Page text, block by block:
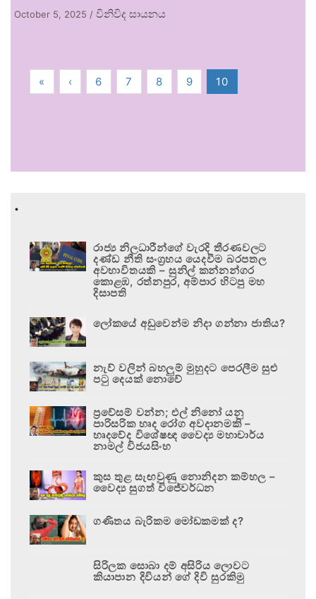
October 5, 2025 / විනිවිද සායනය
« ‹ 6 7 8 9 10
.
රාජ්‍ය නිලධාරීන්ගේ වැරදි තීරණවලට
දණ්ඩ නීති සංග්‍රහය යෙදවීම බරපතල
අවභාවිතයකි – සුනිල් කන්නන්ගර
කොළඹ, රත්නපුර, අම්පාර හිටපු මහ
දිසාපති
ලෝකයේ අඩුවෙන්ම නිදා ගන්නා ජාතිය?
නැව් වලින් බහලුම් මුහුදට පෙරලීම සුළු
පටු දෙයක් නොවේ
ප්‍රවේසම් වන්න; එල් නිනෝ යනු
පාරිසරික හෘද රෝග අවදානමකි –
හෘදවේද විශේෂඥ වෛද්‍ය මහාචාර්ය
නාමල් විජයසිංහ
කුස තුළ සැඟවුණු නොනිදන කම්හල –
වෛද්‍ය සුගත් විජේවර්ධන
ගණිතය බැරිකම මෝඩකමක් ද?
සිරිලක සොබා දම් අසිරිය ලොවට
කියාපාන දිවියන් ගේ දිවි සුරකිමු